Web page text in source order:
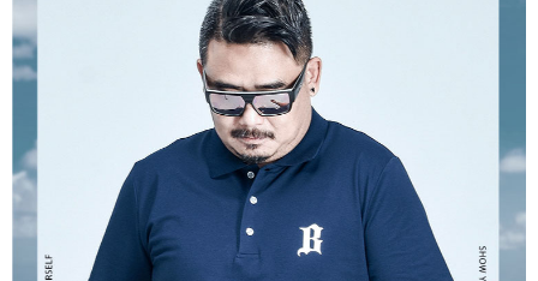
【注意事項】
１．透過由恩沛科技股份有限公司提供之「AFTEE先享後付」服務完成之交
易，需依本服務之必要範圍內提供個人資料，並將交易相關給付款項請求債
權轉讓予恩沛科技股份有限公司。
２．關於個人資料處理事宜，請瀏覽以下網址：
https://aftee.tw/terms/#terms3
３．未成年的使用者請事先徵得法定代理人或監護人之同意方可使用
「AFTEE先享後付」，若未經同意申辦者引起之損失，本公司不負相關責
４．使用「AFTEE先享後付」時，將依據個別帳號之用戶狀況，依本公司即
時審查核予不同之上限額度；若仍有額度不足之情形，本公司將視審查結果
請求用戶進行身份認證。